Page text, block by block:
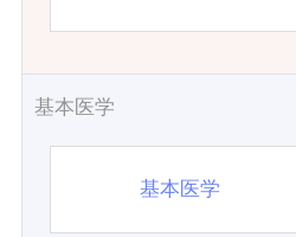
基本医学
基本医学